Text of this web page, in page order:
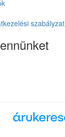
szabályzat